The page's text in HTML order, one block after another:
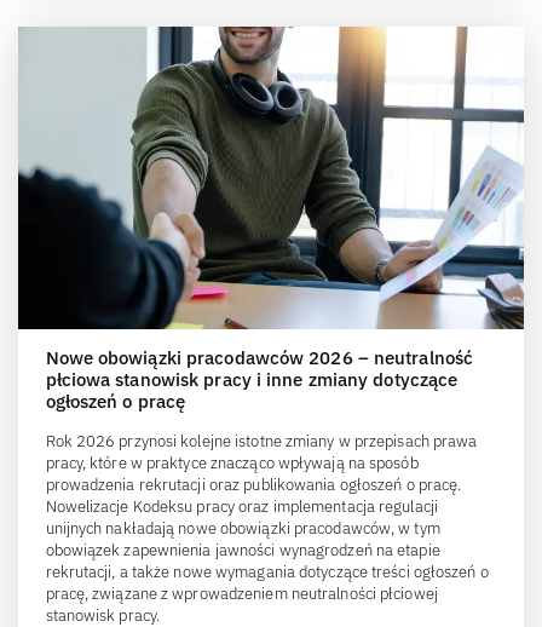
Nowe obowiązki pracodawców 2026 – neutralność
płciowa stanowisk pracy i inne zmiany dotyczące
ogłoszeń o pracę
Rok 2026 przynosi kolejne istotne zmiany w przepisach prawa
pracy, które w praktyce znacząco wpływają na sposób
prowadzenia rekrutacji oraz publikowania ogłoszeń o pracę.
Nowelizacje Kodeksu pracy oraz implementacja regulacji
unijnych nakładają nowe obowiązki pracodawców, w tym
obowiązek zapewnienia jawności wynagrodzeń na etapie
rekrutacji, a także nowe wymagania dotyczące treści ogłoszeń o
pracę, związane z wprowadzeniem neutralności płciowej
stanowisk pracy.